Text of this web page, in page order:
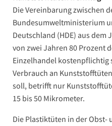
Die Vereinbarung zwischen
Bundesumweltministerium
Deutschland (HDE) aus dem
von zwei Jahren 80 Prozent
Einzelhandel kostenpflichtig
Verbrauch an
soll, betrifft nur
15 bis 50 Mikrometer.
Die Plastiktüten in der Obst-